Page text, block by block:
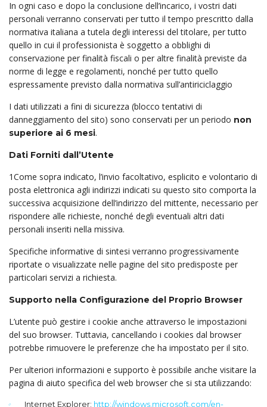
In ogni caso e dopo la conclusione dell’incarico, i vostri dati
personali verranno conservati per tutto il tempo prescritto dalla
normativa italiana a tutela degli interessi del titolare, per tutto
quello in cui il professionista è soggetto a obblighi di
conservazione per finalità fiscali o per altre finalità previste da
norme di legge e regolamenti, nonché per tutto quello
espressamente previsto dalla normativa sull’antiriciclaggio
I dati utilizzati a fini di sicurezza (blocco tentativi di
danneggiamento del sito) sono conservati per un periodo non
superiore ai 6 mesi.
Dati Forniti dall’Utente
1Come sopra indicato, l’invio facoltativo, esplicito e volontario di
posta elettronica agli indirizzi indicati su questo sito comporta la
successiva acquisizione dell’indirizzo del mittente, necessario per
rispondere alle richieste, nonché degli eventuali altri dati
personali inseriti nella missiva.
Specifiche informative di sintesi verranno progressivamente
riportate o visualizzate nelle pagine del sito predisposte per
particolari servizi a richiesta.
Supporto nella Configurazione del Proprio Browser
L’utente può gestire i cookie anche attraverso le impostazioni
del suo browser. Tuttavia, cancellando i cookies dal browser
potrebbe rimuovere le preferenze che ha impostato per il sito.
Per ulteriori informazioni e supporto è possibile anche visitare la
pagina di aiuto specifica del web browser che si sta utilizzando:
Internet Explorer: http://windows.microsoft.com/en-